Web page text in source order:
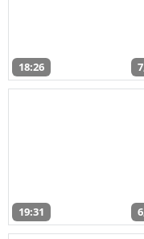
18:26
19:31